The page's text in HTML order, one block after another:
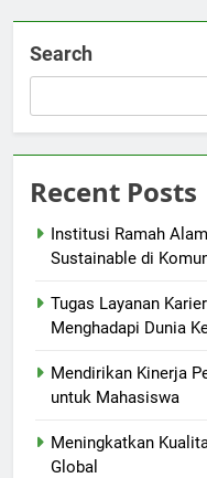
Search
Recent Posts
Institusi Ramah
Sustainable di
Tugas Layanan
Menghadapi Dunia
Mendirikan Kinerja
untuk Mahasiswa
Meningkatkan
Global